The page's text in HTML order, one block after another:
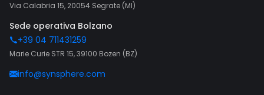
Via Calabria 15, 20054 Segrate (MI)
Sede operativa Bolzano
+39 04 711431259
Marie Curie STR 15, 39100 Bozen (BZ)
info@synsphere.com